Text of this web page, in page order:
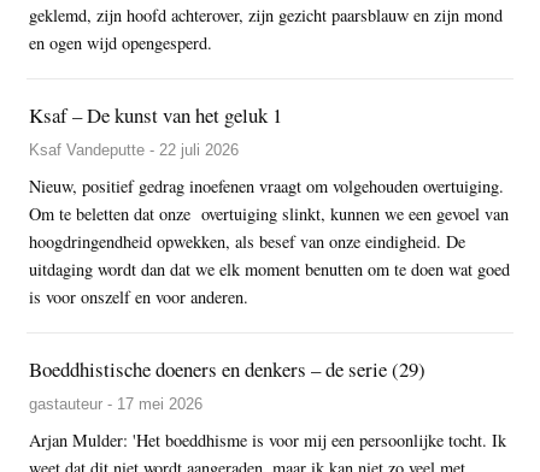
geklemd, zijn hoofd achterover, zijn gezicht paarsblauw en zijn mond
en ogen wijd opengesperd.
Ksaf – De kunst van het geluk 1
Ksaf Vandeputte - 22 juli 2026
Nieuw, positief gedrag inoefenen vraagt om volgehouden overtuiging.
Om te beletten dat onze overtuiging slinkt, kunnen we een gevoel van
hoogdringendheid opwekken, als besef van onze eindigheid. De
uitdaging wordt dan dat we elk moment benutten om te doen wat goed
is voor onszelf en voor anderen.
Boeddhistische doeners en denkers – de serie (29)
gastauteur - 17 mei 2026
Arjan Mulder: 'Het boeddhisme is voor mij een persoonlijke tocht. Ik